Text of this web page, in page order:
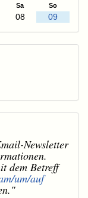
Sa So
08 09
Newsletter
dem Betreff
um/auf